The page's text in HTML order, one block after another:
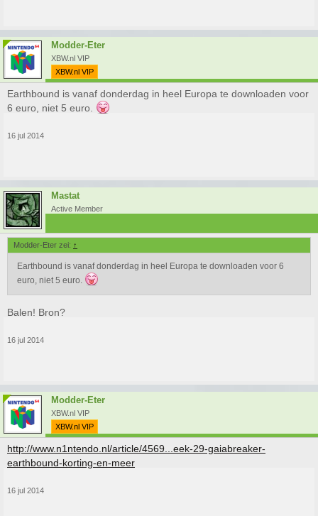
Modder-Eter
XBW.nl VIP
XBW.nl VIP
Earthbound is vanaf donderdag in heel Europa te downloaden voor
6 euro, niet 5 euro.
16 jul 2014
Mastat
Active Member
Modder-Eter zei: ↑
Earthbound is vanaf donderdag in heel Europa te downloaden voor 6
euro, niet 5 euro.
Balen! Bron?
16 jul 2014
Modder-Eter
XBW.nl VIP
XBW.nl VIP
http://www.n1ntendo.nl/article/4569...eek-29-gaiabreaker-
earthbound-korting-en-meer
16 jul 2014